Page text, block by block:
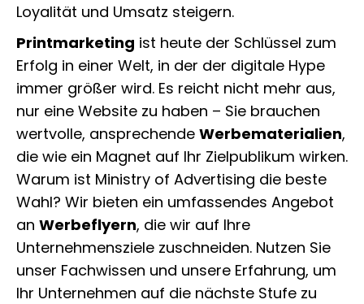
Loyalität und Umsatz steigern.
Printmarketing ist heute der Schlüssel zum
Erfolg in einer Welt, in der der digitale Hype
immer größer wird. Es reicht nicht mehr aus,
nur eine Website zu haben – Sie brauchen
wertvolle, ansprechende Werbematerialien,
die wie ein Magnet auf Ihr Zielpublikum wirken.
Warum ist Ministry of Advertising die beste
Wahl? Wir bieten ein umfassendes Angebot
an Werbeflyern, die wir auf Ihre
Unternehmensziele zuschneiden. Nutzen Sie
unser Fachwissen und unsere Erfahrung, um
Ihr Unternehmen auf die nächste Stufe zu